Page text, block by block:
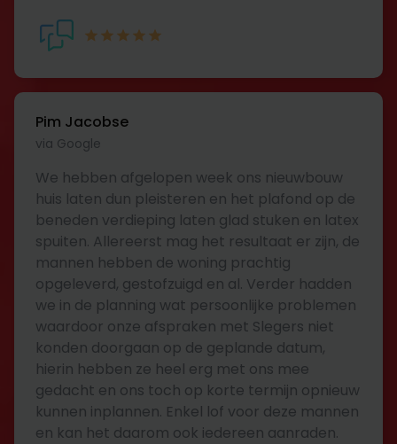
Pim Jacobse
via Google
We hebben afgelopen week ons nieuwbouw
huis laten dun pleisteren en het plafond op de
beneden verdieping laten glad stuken en latex
spuiten. Allereerst mag het resultaat er zijn, de
mannen hebben de woning prachtig
opgeleverd, gestofzuigd en al. Verder hadden
we in de planning wat persoonlijke problemen
waardoor onze afspraken met Slegers niet
konden doorgaan op de geplande datum,
hierin hebben ze heel erg met ons mee
gedacht en ons toch op korte termijn opnieuw
kunnen inplannen. Enkel lof voor deze mannen
en kan het daarom ook iedereen aanraden.